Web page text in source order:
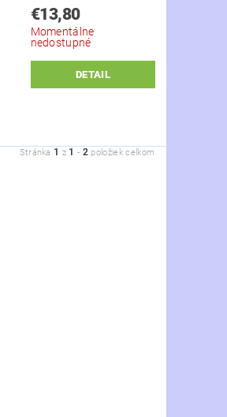
€13,80
Momentálne
nedostupné
DETAIL
Stránka 1 z 1 - 2 položiek celkom